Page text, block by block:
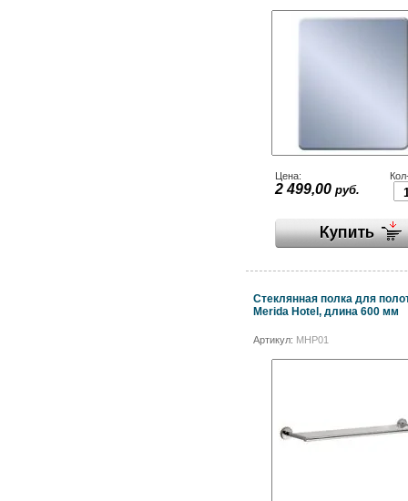
Цена:
2 499,00 руб.
Стеклянная полка для
Merida Hotel, длина 600 мм
Артикул: MHP01